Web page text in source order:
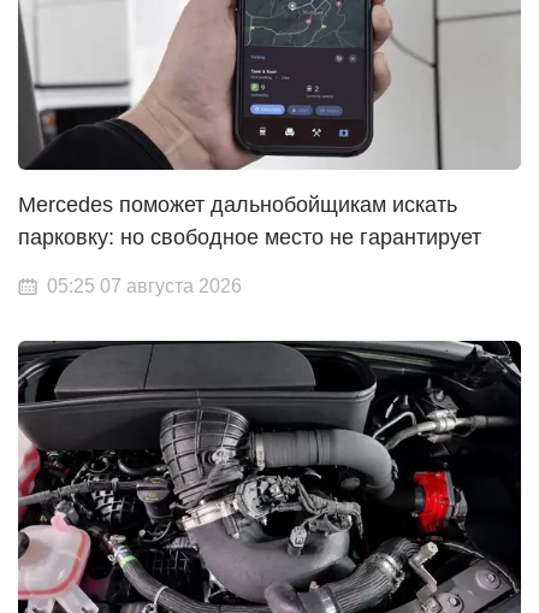
Mercedes поможет дальнобойщикам искать
парковку: но свободное место не гарантирует
05:25 07 августа 2026